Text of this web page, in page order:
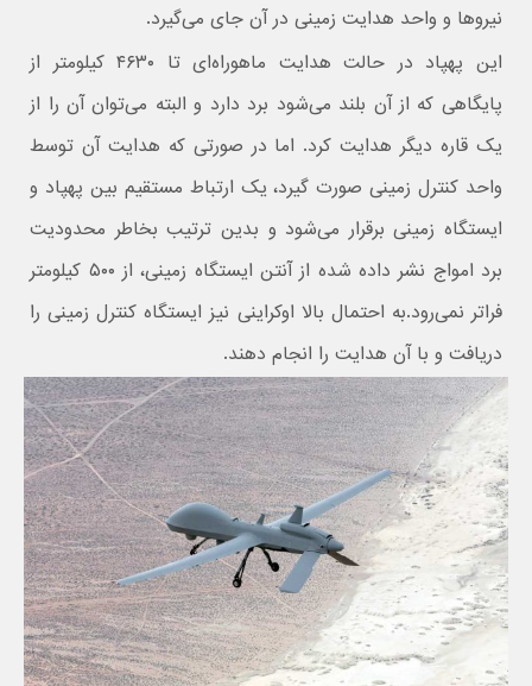
نیروها و واحد هدایت زمینی در آن جای می‌گیرد.
این پهپاد در حالت هدایت ماهوراه‌ای تا ۴۶۳۰ کیلومتر از
پایگاهی که از آن بلند می‌شود برد دارد و البته می‌توان آن را از
یک قاره دیگر هدایت کرد. اما در صورتی که هدایت آن توسط
واحد کنترل زمینی صورت گیرد، یک ارتباط مستقیم بین پهپاد و
ایستگاه زمینی برقرار می‌شود و بدین ترتیب بخاطر محدودیت
برد امواج نشر داده شده از آنتن ایستگاه زمینی، از ۵۰۰ کیلومتر
فراتر نمی‌رود.به احتمال بالا اوکراینی نیز ایستگاه کنترل زمینی را
دریافت و با آن هدایت را انجام دهند.